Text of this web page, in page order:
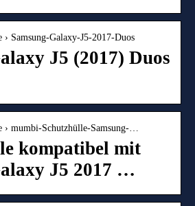
Samsung-Galaxy-J5-2017-Duos
J5 (2017) Duos
› mumbi-Schutzhülle-Samsung-…
kompatibel mit
J5 2017 …